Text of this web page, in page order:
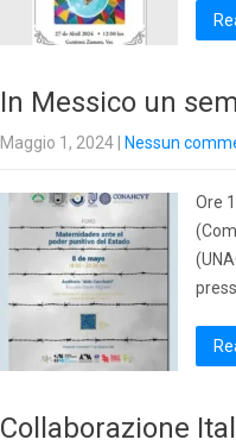
In Messico un
Maggio 1, 2024 Nessun
Ore
Collaborazione